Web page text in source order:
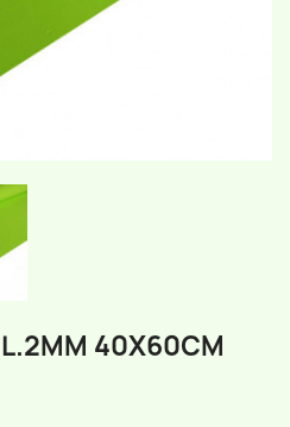
40X60CM